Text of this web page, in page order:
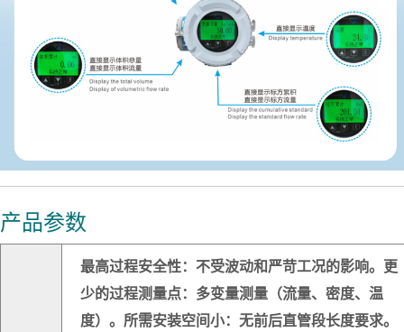
产品参数
最高过程安全性：不受波动和严苛工况的影响。更
少的过程测量点：多变量测量（流量、密度、温
度）。所需安装空间小：无前后直管段长度要求。